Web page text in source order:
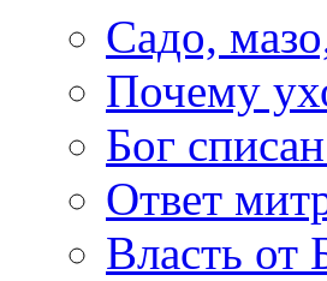
Садо,
Почему
Бог
Ответ
Власть от